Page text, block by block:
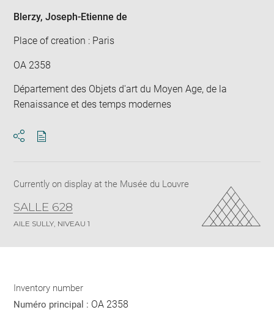
Blerzy, Joseph-Etienne de
Place of creation : Paris
OA 2358
Département des Objets d'art du Moyen Age, de la
Renaissance et des temps modernes
Currently on display at the Musée du Louvre
SALLE 628
AILE SULLY, NIVEAU 1
Inventory number
Numéro principal : OA 2358